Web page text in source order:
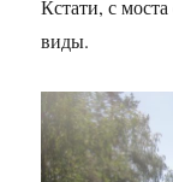
Кстати, с
виды.